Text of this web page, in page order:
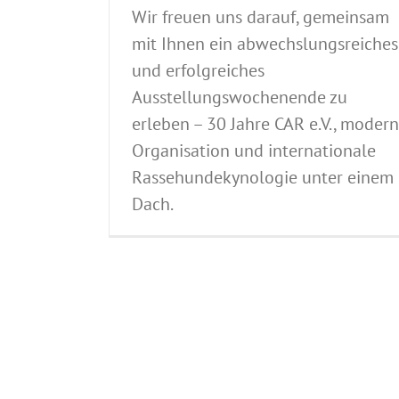
Wir freuen uns darauf, gemeinsam
mit Ihnen ein abwechslungsreiches
und erfolgreiches
Ausstellungswochenende zu
erleben – 30 Jahre CAR e.V.,
Organisation und internationale
Rassehundekynologie unter einem
Dach.